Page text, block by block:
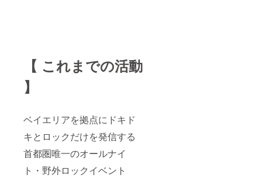
【 これまでの活動
】
ベイエリアを拠点にドキド
キとロックだけを発信する
首都圏唯一のオールナイ
ト・野外ロックイベント